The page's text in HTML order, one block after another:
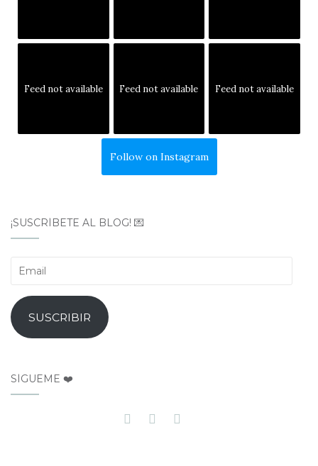
Feed not available Feed not available Feed not available
Follow on Instagram
¡SUSCRÍBETE AL BLOG! 💌
Email
SUSCRIBIR
SÍGUEME ❤️